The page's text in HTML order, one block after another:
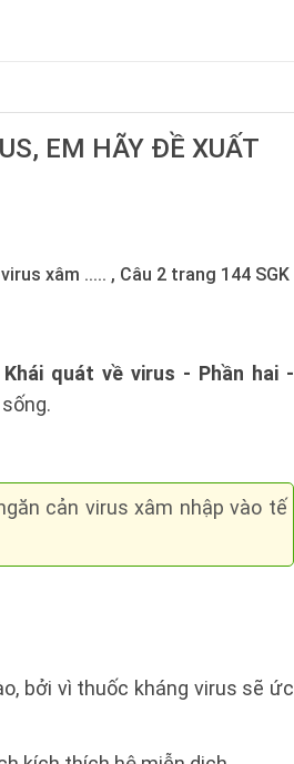
EM HÃY ĐỀ XUẤT
xâm ..... , Câu 2 trang 144 SGK
Khái quát về virus - Phần hai -
cản virus xâm nhập vào tế
bởi vì thuốc kháng virus sẽ ức